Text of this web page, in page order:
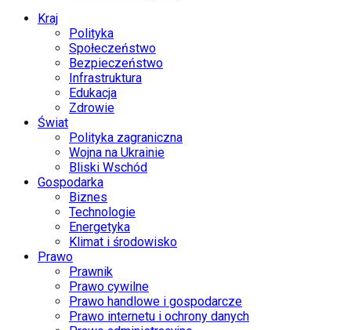
Kraj
Polityka
Społeczeństwo
Bezpieczeństwo
Infrastruktura
Edukacja
Zdrowie
Świat
Polityka zagraniczna
Wojna na Ukrainie
Bliski Wschód
Gospodarka
Biznes
Technologie
Energetyka
Klimat i środowisko
Prawo
Prawnik
Prawo cywilne
Prawo handlowe i gospodarcze
Prawo internetu i ochrony danych